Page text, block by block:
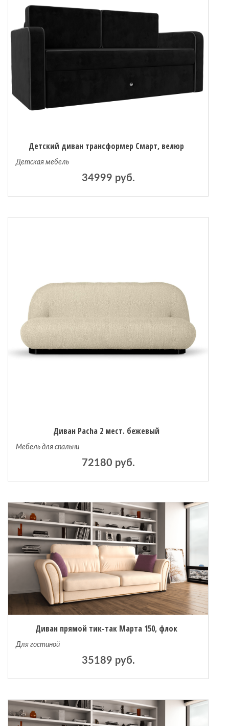
Детский диван трансформер Смарт, велюр
Детская мебель
34999 руб.
Диван Pacha 2 мест. бежевый
Мебель для спальни
72180 руб.
Диван прямой тик-так Марта 150, флок
Для гостиной
35189 руб.